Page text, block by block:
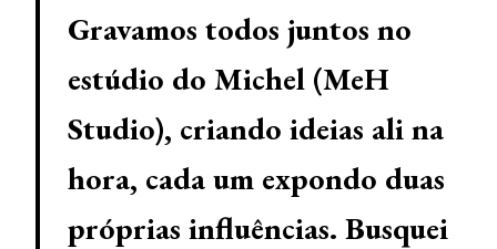
Gravamos todos juntos no
estúdio do Michel (MeH
Studio), criando ideias ali na
hora, cada um expondo duas
próprias influências. Busquei